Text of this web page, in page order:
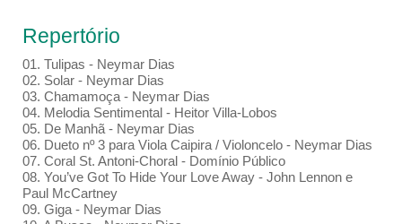
Repertório
01. Tulipas - Neymar Dias
02. Solar - Neymar Dias
03. Chamamoça - Neymar Dias
04. Melodia Sentimental - Heitor Villa-Lobos
05. De Manhã - Neymar Dias
06. Dueto nº 3 para Viola Caipira / Violoncelo - Neymar Dias
07. Coral St. Antoni-Choral - Domínio Público
08. You’ve Got To Hide Your Love Away - John Lennon e
Paul McCartney
09. Giga - Neymar Dias